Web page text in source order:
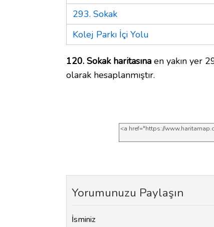
293. Sokak
Kolej Parkı İçi Yolu
120. Sokak haritasına en yakın yer
olarak hesaplanmıştır.
Yorumunuzu Paylaşın
İsminiz